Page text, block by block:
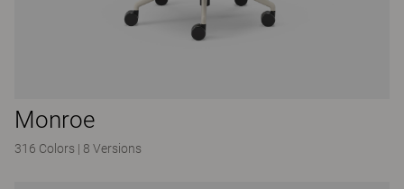
Monroe
316 Colors | 8 Versions